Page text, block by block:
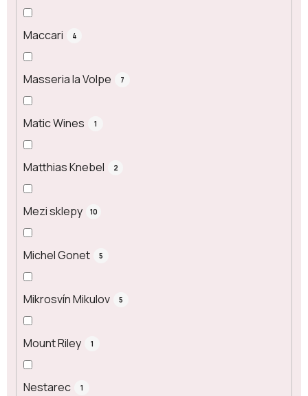
Maccari 4
Masseria la Volpe 7
Matic Wines 1
Matthias Knebel 2
Mezi sklepy 10
Michel Gonet 5
Mikrosvín Mikulov 5
Mount Riley 1
Nestarec 1